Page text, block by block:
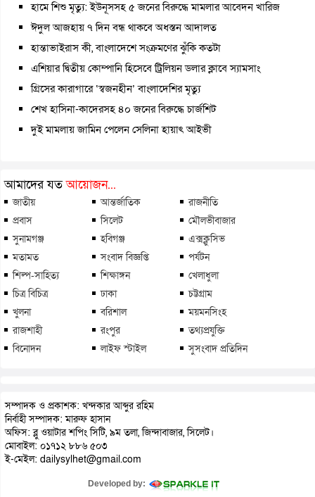
হামে শিশু মৃত্যু: ইউনূসসহ ৫ জনের বিরুদ্ধে মামলার আবেদন খারিজ
ঈদুল আজহায় ৭ দিন বন্ধ থাকবে অধস্তন আদালত
হান্তাভাইরাস কী, বাংলাদেশে সংক্রমণের ঝুঁকি কতটা
এশিয়ার দ্বিতীয় কোম্পানি হিসেবে ট্রিলিয়ন ডলার ক্লাবে স্যামসাং
গ্রিসের কারাগারে ‘স্বজনহীন’ বাংলাদেশির মৃত্যু
শেখ হাসিনা-কাদেরসহ ৪০ জনের বিরুদ্ধে চার্জশিট
দুই মামলায় জামিন পেলেন সেলিনা হায়াৎ আইভী
আমাদের যতআয়োজন...
জাতীয় আন্তর্জাতিক
রাজনীতি
প্রবাস
সিলেট
মৌলভীবাজার
সুনামগঞ্জ
হবিগঞ্জ
এক্সক্লুসিভ
মতামত
সংবাদ বিজ্ঞপ্তি
পর্যটন
শিল্প-সাহিত্য
শিক্ষাঙ্গন
খেলাধুলা
চিত্র বিচিত্র
ঢাকা
চট্টগ্রাম
খুলনা
বরিশাল
ময়মনসিংহ
রাজশাহী
রংপুর
তথ্যপ্রযুক্তি
বিনোদন
লাইফ স্টাইল সুসংবাদ প্রতিদিন
সম্পাদক ও প্রকাশক: খন্দকার আব্দুর রহিম
নির্বাহী সম্পাদক: মারুফ হাসান
অফিস: ব্লু ওয়াটার শপিং সিটি, ৯ম তলা, জিন্দাবাজার, সিলেট।
মোবাইল: ০১৭১২ ৮৮৬ ৫০৩
ই-মেইল: dailysylhet@gmail.com
Developed by: